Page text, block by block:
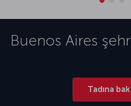
Buenos Aires
Tadına bak